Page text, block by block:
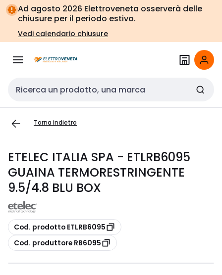
Vai alla
navigazione
Vai
alla
pagina
Ad agosto 2026 Elettroveneta osserverà delle
chiusure per il periodo estivo.
Vedi calendario chiusure
Cerca input
Torna indietro
ETELEC ITALIA SPA - ETLRB6095
GUAINA TERMORESTRINGENTE
9.5/4.8 BLU BOX
copia
Cod. prodotto ETLRB6095
copia
Cod. produttore RB6095